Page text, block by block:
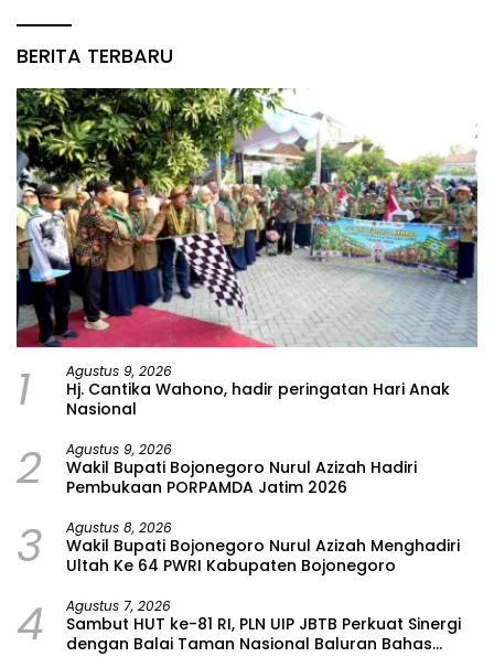
BERITA TERBARU
1 Agustus 9, 2026
Hj. Cantika Wahono, hadir peringatan Hari Anak
Nasional
2 Agustus 9, 2026
Wakil Bupati Bojonegoro Nurul Azizah Hadiri
Pembukaan PORPAMDA Jatim 2026
3 Agustus 8, 2026
Wakil Bupati Bojonegoro Nurul Azizah Menghadiri
Ultah Ke 64 PWRI Kabupaten Bojonegoro
4 Agustus 7, 2026
Sambut HUT ke-81 RI, PLN UIP JBTB Perkuat Sinergi
dengan Balai Taman Nasional Baluran Bahas